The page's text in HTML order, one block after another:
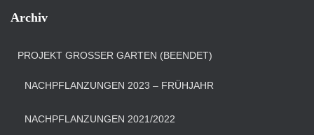
Archiv
PROJEKT GROSSER GARTEN (BEENDET)
NACHPFLANZUNGEN 2023 – FRÜHJAHR
NACHPFLANZUNGEN 2021/2022